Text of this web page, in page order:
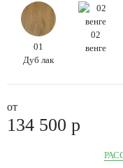
01
Дуб лак
02
венге
от
134 500 p